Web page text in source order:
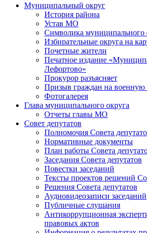
Муниципальный округ
История района
Устав МО
Символика муниципального
Избирательные округа на
Почетные жители
Печатное издание
Лефортово»
Прокурор разъясняет
Призыв граждан на военную
Фотогалерея
Глава муниципального округа
Отчеты главы МО
Совет депутатов
Полномочия Совета
Нормативные документы
План работы Совета
Заседания Cовета депутатов
Повестки заседаний
Тексты проектов решений
Решения Совета депутатов
Аудиовидеозаписи заседаний
Публичные слушания
Антикоррупционная
правовых актов